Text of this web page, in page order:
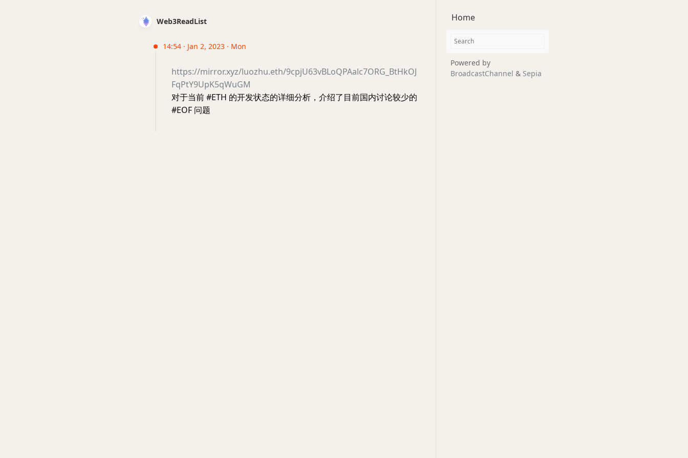
Web3ReadList
14:54 · Jan 2, 2023 · Mon
https://mirror.xyz/luozhu.eth/9cpjU63vBLoQPAalc7ORG_BtHkOJ
FqPtY9UpK5qWuGM
对于当前 #ETH 的开发状态的详细分析，介绍了目前国内讨论较少的
#EOF 问题
Home
Powered by
BroadcastChannel & Sepia